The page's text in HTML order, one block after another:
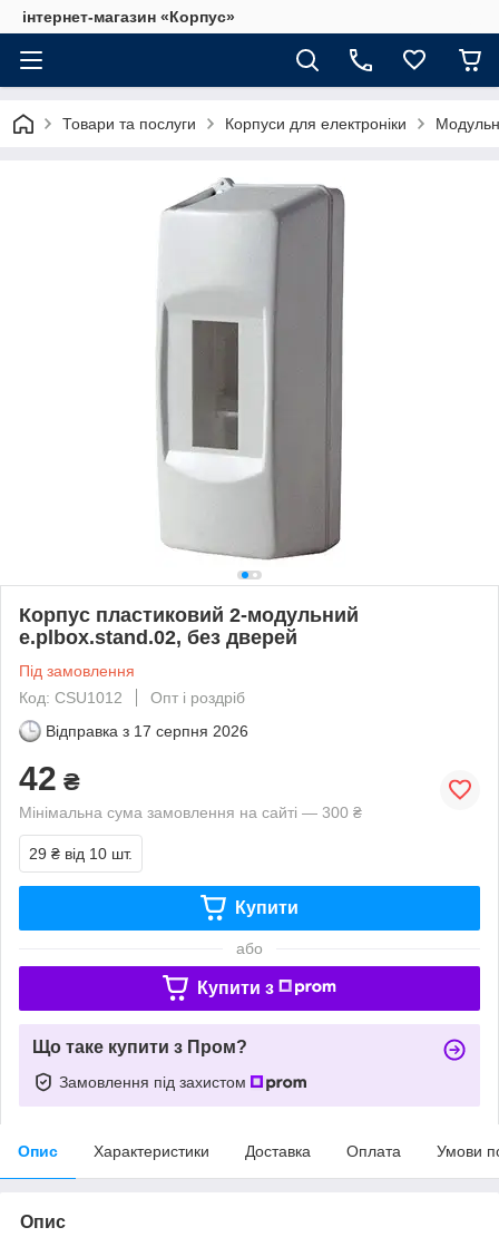
інтернет-магазин «Корпус»
Товари та послуги Корпуси для електроніки
Корпус пластиковий 2-модульний
e.plbox.stand.02, без дверей
Під замовлення
Код: CSU1012
Опт і роздріб
Відправка з 17 серпня 2026
42 ₴
Мінімальна сума замовлення на сайті — 300 ₴
29 ₴ від 10 шт.
Купити
або
Купити з
Що таке купити з Пром?
Замовлення під захистом
Опис Характеристики Доставка Оплата Умови
Опис